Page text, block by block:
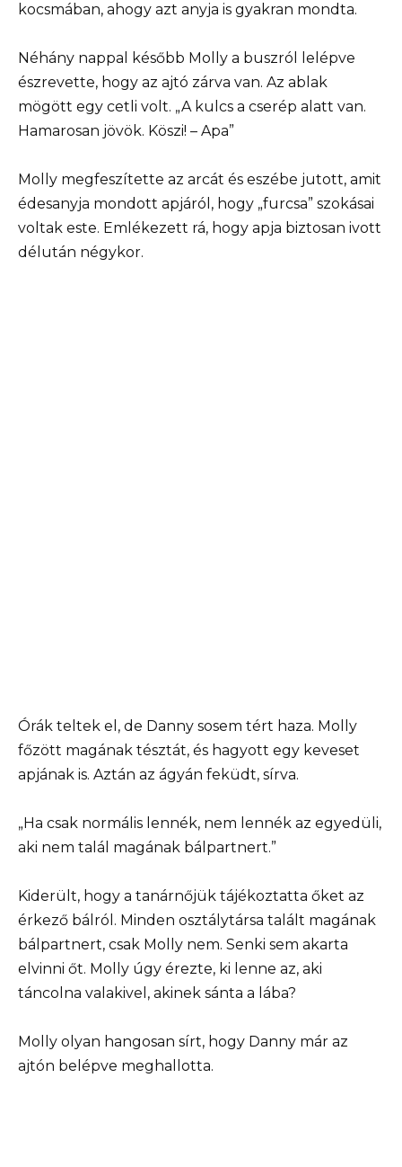
kocsmában, ahogy azt anyja is gyakran mondta.
Néhány nappal később Molly a buszról lelépve
észrevette, hogy az ajtó zárva van. Az ablak
mögött egy cetli volt. „A kulcs a cserép alatt van.
Hamarosan jövök. Köszi! – Apa”
Molly megfeszítette az arcát és eszébe jutott, amit
édesanyja mondott apjáról, hogy „furcsa” szokásai
voltak este. Emlékezett rá, hogy apja biztosan ivott
délután négykor.
Órák teltek el, de Danny sosem tért haza. Molly
főzött magának tésztát, és hagyott egy keveset
apjának is. Aztán az ágyán feküdt, sírva.
„Ha csak normális lennék, nem lennék az egyedüli,
aki nem talál magának bálpartnert.”
Kiderült, hogy a tanárnőjük tájékoztatta őket az
érkező bálról. Minden osztálytársa talált magának
bálpartnert, csak Molly nem. Senki sem akarta
elvinni őt. Molly úgy érezte, ki lenne az, aki
táncolna valakivel, akinek sánta a lába?
Molly olyan hangosan sírt, hogy Danny már az
ajtón belépve meghallotta.